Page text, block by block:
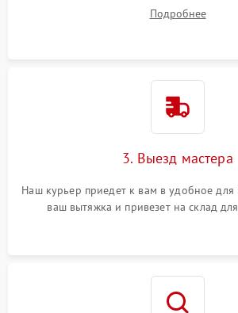
Подробнее
3. Выезд мастера
Наш курьер приедет к вам в удобное для
ваш вытяжка и привезет на склад